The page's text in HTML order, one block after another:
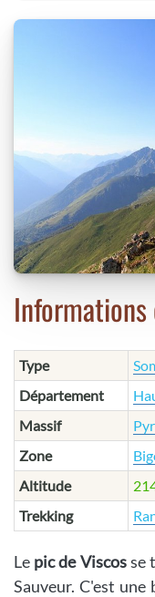
Type
Département
Massif
Zone
Altitude
Trekking
Le pic de Viscosse
Sauveur. C'est